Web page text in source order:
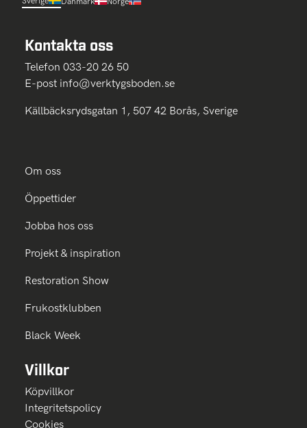
Kontakta oss
Telefon 033-20 26 50
E-post info@verktygsboden.se
Källbäcksrydsgatan 1, 507 42 Borås, Sverige
Om oss
Öppettider
Jobba hos oss
Projekt & inspiration
Restoration Show
Frukostklubben
Black Week
Villkor
Köpvillkor
Integritetspolicy
Cookies